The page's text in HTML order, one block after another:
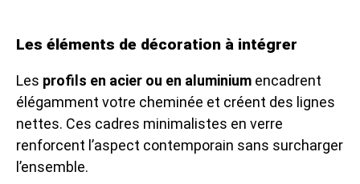
Les éléments de décoration à intégrer
Les profils en acier ou en aluminium encadrent
élégamment votre cheminée et créent des lignes
nettes. Ces cadres minimalistes en verre
renforcent l’aspect contemporain sans surcharger
l’ensemble.